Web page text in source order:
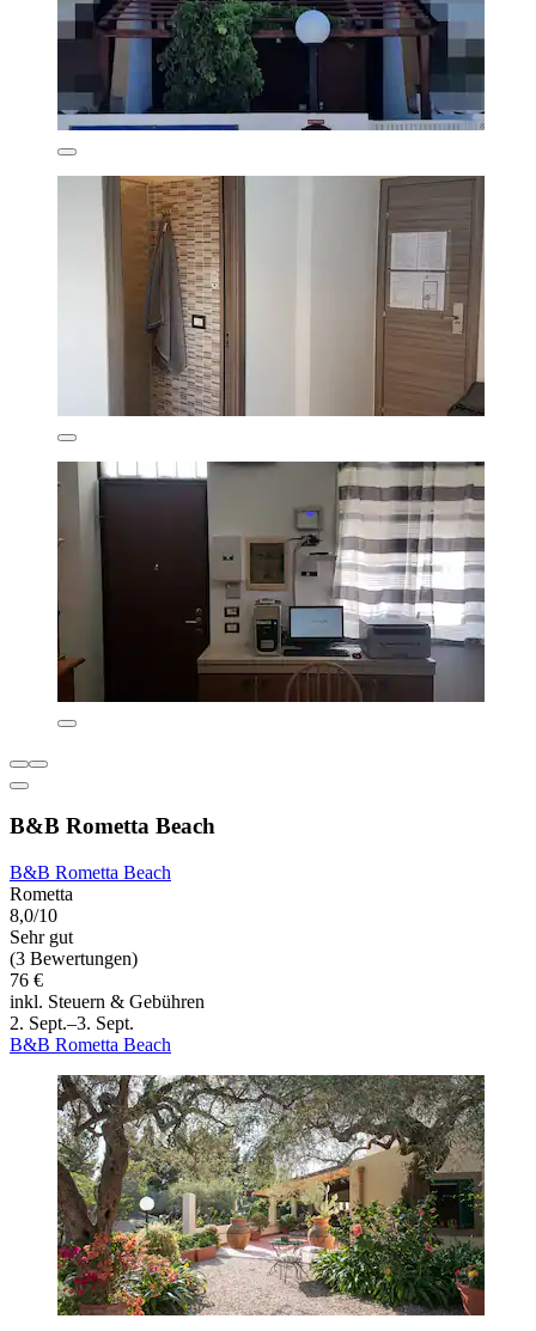
B&B Rometta Beach
B&B Rometta Beach
Rometta
8,0/10
Sehr gut
(3 Bewertungen)
76 €
inkl. Steuern & Gebühren
2. Sept.–3. Sept.
B&B Rometta Beach